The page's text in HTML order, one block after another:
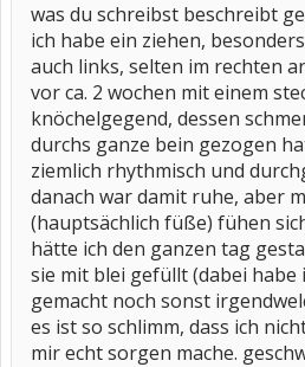
was du schreibst beschreibt
ich habe ein ziehen,
auch links, selten im rechten
vor ca. 2 wochen mit einem
knöchelgegend, dessen
durchs ganze bein gezogen
ziemlich rhythmisch und
danach war damit ruhe, aber
(hauptsächlich füße) fühen
hätte ich den ganzen tag
sie mit blei gefüllt (dabei habe
gemacht noch sonst
es ist so schlimm, dass ich
mir echt sorgen mache.